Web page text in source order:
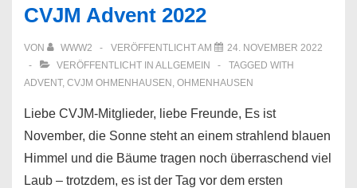
CVJM Advent 2022
VON WWW2 VERÖFFENTLICHT AM
24. NOVEMBER 2022
VERÖFFENTLICHT IN ALLGEMEIN
TAGGED WITH
ADVENT, CVJM OHMENHAUSEN , OHMENHAUSEN
Liebe CVJM-Mitglieder, liebe Freunde, Es ist
November, die Sonne steht an einem strahlend blauen
Himmel und die Bäume tragen noch überraschend viel
Laub – trotzdem, es ist der Tag vor dem ersten